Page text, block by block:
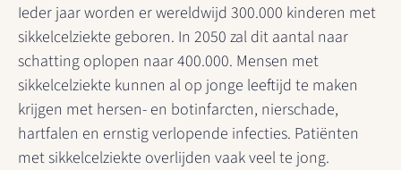
Ieder jaar worden er wereldwijd 300.000 kinderen met
sikkelcelziekte geboren. In 2050 zal dit aantal naar
schatting oplopen naar 400.000. Mensen met
sikkelcelziekte kunnen al op jonge leeftijd te maken
krijgen met hersen- en botinfarcten, nierschade,
hartfalen en ernstig verlopende infecties. Patiënten
met sikkelcelziekte overlijden vaak veel te jong.